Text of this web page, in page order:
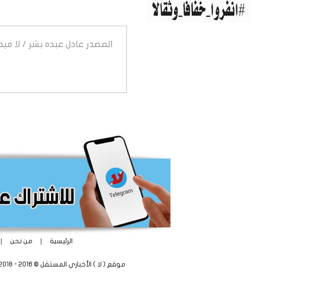
المصدر عادل عبده بشر / لا
الرئيسية | من نحن |
موقع ( لا ) الأخباري المستقل © 2016 - 2018 جميع الحقوق محفوظة | تصميم